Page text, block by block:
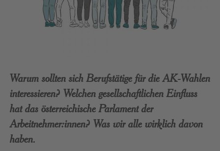
Warum sollten sich Berufstätige für die AK-Wahlen
interessieren? Welchen gesellschaftlichen Einfluss
hat das österreichische Parlament der
Arbeitnehmer:innen? Was wir alle wirklich davon
haben.